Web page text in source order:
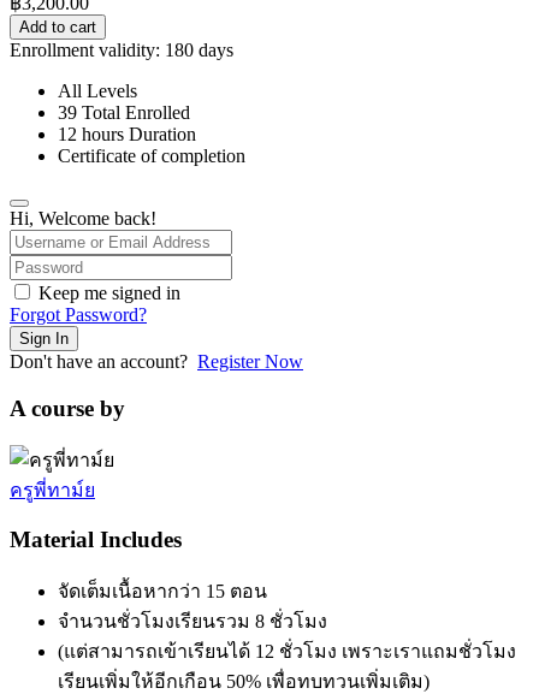
Add to cart
Enrollment validity: 180 days
All Levels
39 Total Enrolled
12 hours Duration
Certificate of completion
Hi, Welcome back!
Keep me signed in
Forgot Password?
Sign In
Don't have an account? Register Now
A course by
ครูพี่ทาม์ย
Material Includes
จัดเต็มเนื้อหากว่า 15 ตอน
จำนวนชั่วโมงเรียนรวม 8 ชั่วโมง
(แต่สามารถเข้าเรียนได้ 12 ชั่วโมง เพราะเราแถมชั่วโมง
เรียนเพิ่มให้อีกเกือน 50% เพื่อทบทวนเพิ่มเติม)